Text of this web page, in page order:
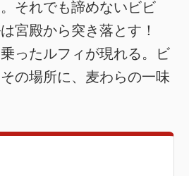
それでも諦めないビビ
宮殿から突き落とす！
ったルフィが現れる。ビ
の場所に、麦わらの一味